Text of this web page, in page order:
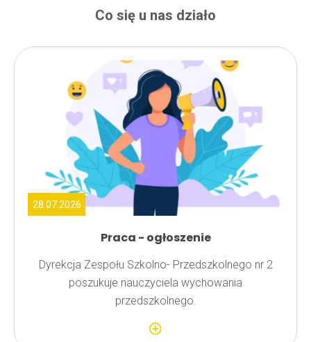
Co się u nas działo
28.07.2026
Praca - ogłoszenie
Dyrekcja Zespołu Szkolno- Przedszkolnego nr 2
poszukuje nauczyciela wychowania
przedszkolnego.